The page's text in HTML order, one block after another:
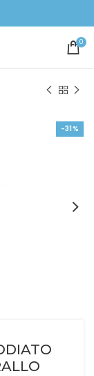
0
-31%